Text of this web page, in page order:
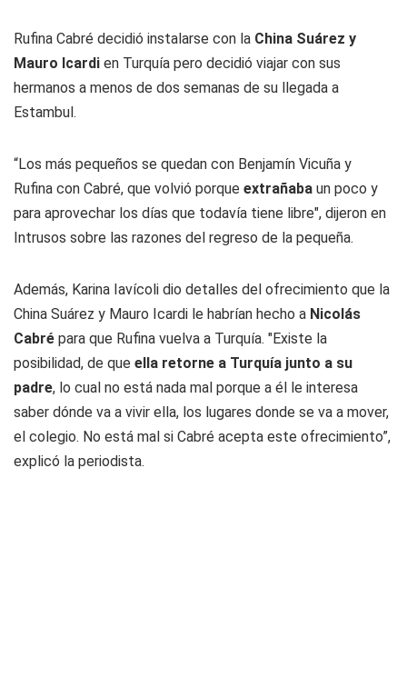
Rufina Cabré decidió instalarse con la China Suárez y
Mauro Icardi en Turquía pero decidió viajar con sus
hermanos a menos de dos semanas de su llegada a
Estambul.
“Los más pequeños se quedan con Benjamín Vicuña y
Rufina con Cabré, que volvió porque extrañaba un poco y
para aprovechar los días que todavía tiene libre", dijeron en
Intrusos sobre las razones del regreso de la pequeña.
Además, Karina Iavícoli dio detalles del ofrecimiento que la
China Suárez y Mauro Icardi le habrían hecho a Nicolás
Cabré para que Rufina vuelva a Turquía. "Existe la
posibilidad, de que ella retorne a Turquía junto a su
padre, lo cual no está nada mal porque a él le interesa
saber dónde va a vivir ella, los lugares donde se va a mover,
el colegio. No está mal si Cabré acepta este ofrecimiento”,
explicó la periodista.